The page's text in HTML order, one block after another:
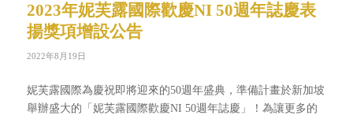
2023年妮芙露國際歡慶NI 50週年誌慶表
揚獎項增設公告
2022年8月19日
妮芙露國際為慶祝即將迎來的50週年盛典，準備計畫於新加坡
舉辦盛大的「妮芙露國際歡慶NI 50週年誌慶」！為讓更多的